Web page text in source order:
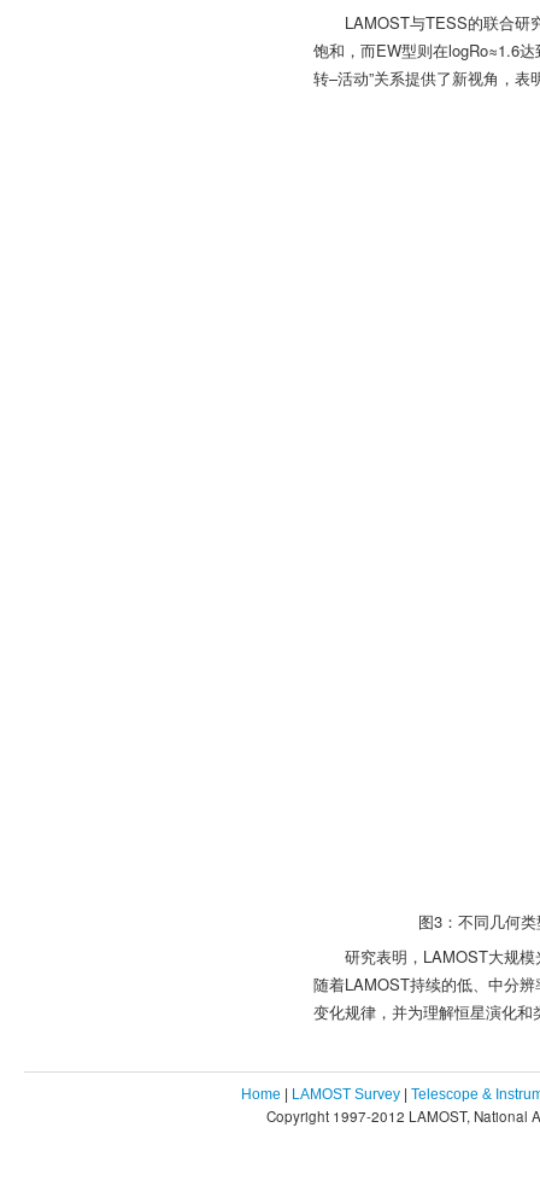
LAMOST与TESS的联合研
饱和，而EW型则在logRo≈1.6
转–活动”关系提供了新视角，
图3：不同几何
研究表明，LAMOST大规
随着LAMOST持续的低、中分
变化规律，并为理解恒星演化
Home | LAMOST Survey | Telescope &
Copyright 1997-2012 LAMOST, National